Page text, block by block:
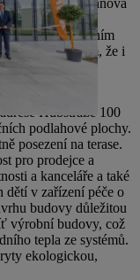
Hartmannová
„Nová budova
a flexibilním
a pevně věřím, že i
Hubstraße 100
podlahové plochy.
posezení na terase.
pro prodejce a
a kanceláře a také
dětí v zařízení péče o
budovy důležitou
výrobní budovy, což
tepla ze systémů.
ekologickou,